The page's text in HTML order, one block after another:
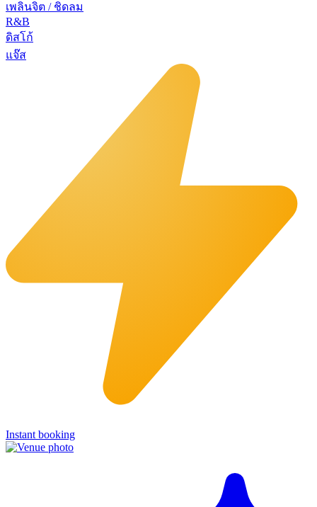
เพลินจิต / ชิดลม
R&B
ดิสโก้
แจ๊ส
Instant booking